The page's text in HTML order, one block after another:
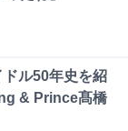
ドル50年史を紹
& Prince髙橋